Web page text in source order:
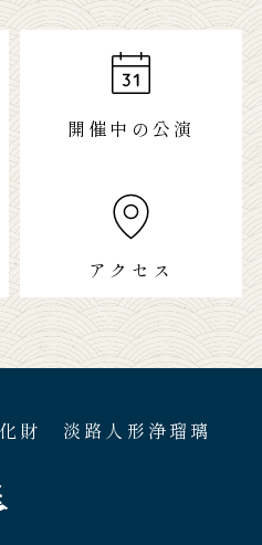
開催中の公演
アクセス
財 淡路人形浄瑠璃